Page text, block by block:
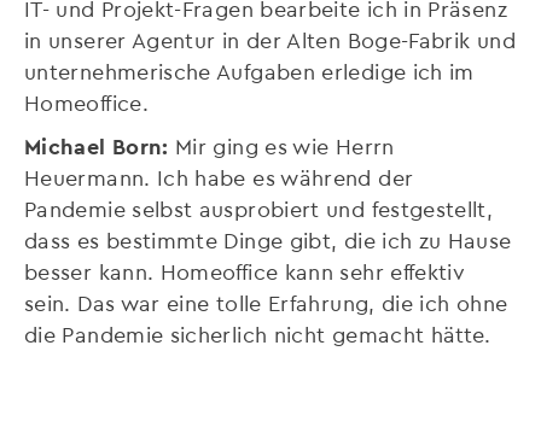
IT- und Projekt-Fragen bearbeite ich in Präsenz
in unserer Agentur in der Alten Boge-Fabrik und
unternehmerische Aufgaben erledige ich im
Homeoffice.
Michael Born: Mir ging es wie Herrn
Heuermann. Ich habe es während der
Pandemie selbst ausprobiert und festgestellt,
dass es bestimmte Dinge gibt, die ich zu Hause
besser kann. Homeoffice kann sehr effektiv
sein. Das war eine tolle Erfahrung, die ich ohne
die Pandemie sicherlich nicht gemacht hätte.